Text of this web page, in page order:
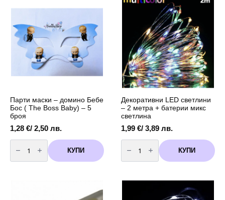
Бос
The
Boss
Baby)
Парти маски – домино Бебе
Бос ( The Boss Baby) – 5
броя
1,28 €/ 2,50 лв.
количество
за
Парти
маски
КУПИ
Декоративни LED светлини
– 2 метра + батерии микс
светлина
1,99 €/ 3,89 лв.
количество
за
Декоративни
LED
2
КУПИ